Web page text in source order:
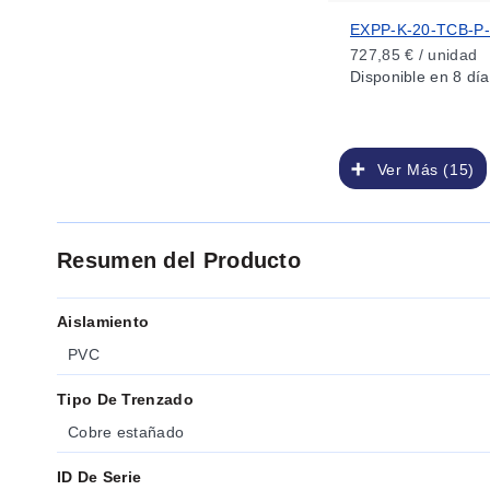
Ver Más (15)
EXPP-K-20-TCB-
727,85 € / unidad
Disponible en 8
Resumen del Producto
Aislamiento
PVC
Tipo De Trenzado
Cobre estañado
ID De Serie